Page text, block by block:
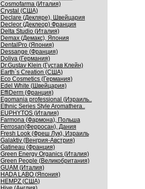
Cosmofarma (Италия)
Crystal (США)
Declare (Декляре), Швейцария
Decleor (Деклеор) Франция
Delta Studio (Италия)
Demax (Демакс), Япония
DentalPro (Япония)
Dessange (Франция)
Doliva (Германия)
Dr.Gustav Klein (Густав Клейн)
Earth`s Creation (США)
Eco Cosmetics (Германия)
Edel White (Швейцария)
EffiDerm (Франция)
Egomania professional (Израиль..
Ethnic Series Style Aromathera..
EUPHYTOS (Италия)
Farmona (Фармона), Польша
Ferrosan(Ферросан), Дания
Fresh Look (Фреш Лук), Израиль
Galaktiv (Венгрия-Австрия)
Gatineau (Франция)
Green Energy Organics (Италия)
Green People (Великобритания)
GUAM (Италия)
HADA LABO (Япония)
HEMPZ (США)